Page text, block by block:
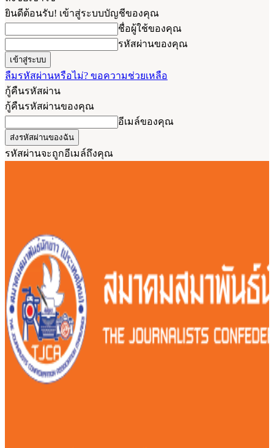
ยินดีต้อนรับ! เข้าสู่ระบบบัญชีของคุณ
ชื่อผู้ใช้ของคุณ
รหัสผ่านของคุณ
ลืมรหัสผ่านหรือไม่? ขอความช่วยเหลือ
กู้คืนรหัสผ่าน
กู้คืนรหัสผ่านของคุณ
อีเมล์ของคุณ
รหัสผ่านจะถูกอีเมล์ถึงคุณ